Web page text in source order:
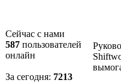
Сейчас с нами
587 пользователей
онлайн
За сегодня: 7213